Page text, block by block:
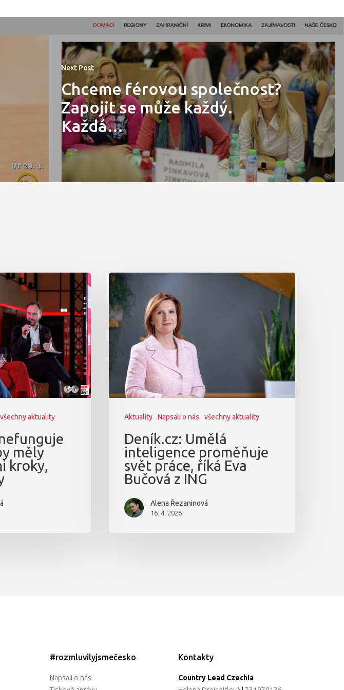
Next Post
Chceme férovou společnost?
Zapojit se může každý.
Každá…
všechny aktuality
měly
kroky,
Aktuality Napsali o nás všechny aktuality
Deník.cz: Umělá
inteligence proměňuje
svět práce, říká Eva
Bučová z ING
Alena Řezaninová
16. 4. 2026
#rozmluvilyjsmečesko
Napsali o nás
Kontakty
Country Lead Czechia